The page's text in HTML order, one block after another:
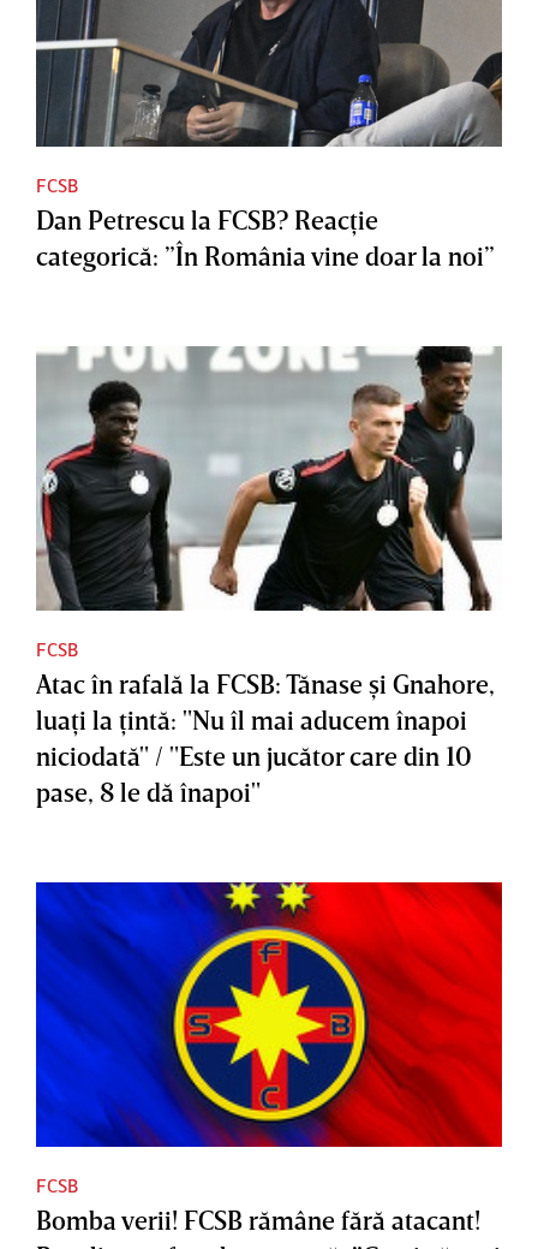
FCSB
Dan Petrescu la FCSB? Reacţie
categorică: ”În România vine doar la noi”
FCSB
Atac în rafală la FCSB: Tănase şi Gnahore,
luaţi la ţintă: "Nu îl mai aducem înapoi
niciodată" / "Este un jucător care din 10
pase, 8 le dă înapoi"
FCSB
Bomba verii! FCSB rămâne fără atacant!